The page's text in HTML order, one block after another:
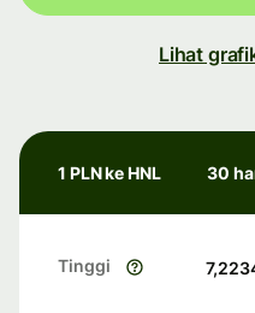
Lihat
1 PLN ke HNL 30
Tinggi